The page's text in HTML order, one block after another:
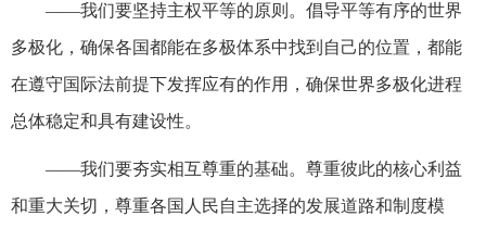
——我们要坚持主权平等的原则。倡导平等有序的世界
多极化，确保各国都能在多极体系中找到自己的位置，都能
在遵守国际法前提下发挥应有的作用，确保世界多极化进程
总体稳定和具有建设性。
——我们要夯实相互尊重的基础。尊重彼此的核心利益
和重大关切，尊重各国人民自主选择的发展道路和制度模